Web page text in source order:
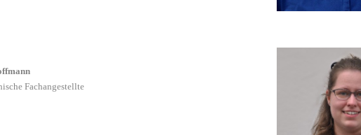
Fachangestellte